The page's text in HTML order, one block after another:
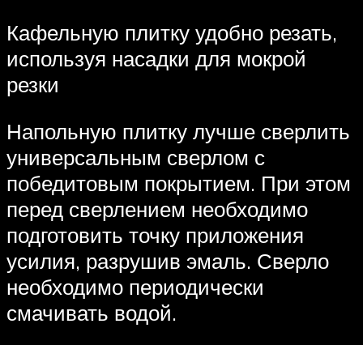
Кафельную плитку удобно резать,
используя насадки для мокрой
резки
Напольную плитку лучше сверлить
универсальным сверлом с
победитовым покрытием. При этом
перед сверлением необходимо
подготовить точку приложения
усилия, разрушив эмаль. Сверло
необходимо периодически
смачивать водой.